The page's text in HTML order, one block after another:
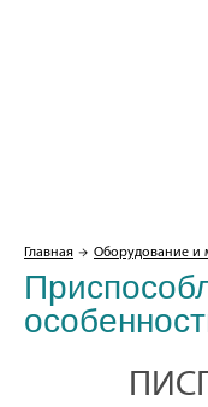
Главная Оборудование и